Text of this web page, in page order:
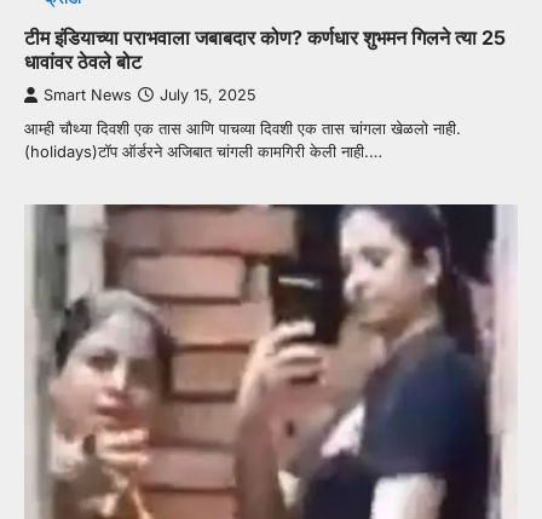
टीम इंडियाच्या पराभवाला जबाबदार कोण? कर्णधार शुभमन गिलने त्या 25
धावांवर ठेवले बोट
Smart News July 15, 2025
आम्ही चौथ्या दिवशी एक तास आणि पाचव्या दिवशी एक तास चांगला खेळलो नाही.
(holidays)टॉप ऑर्डरने अजिबात चांगली कामगिरी केली नाही.…